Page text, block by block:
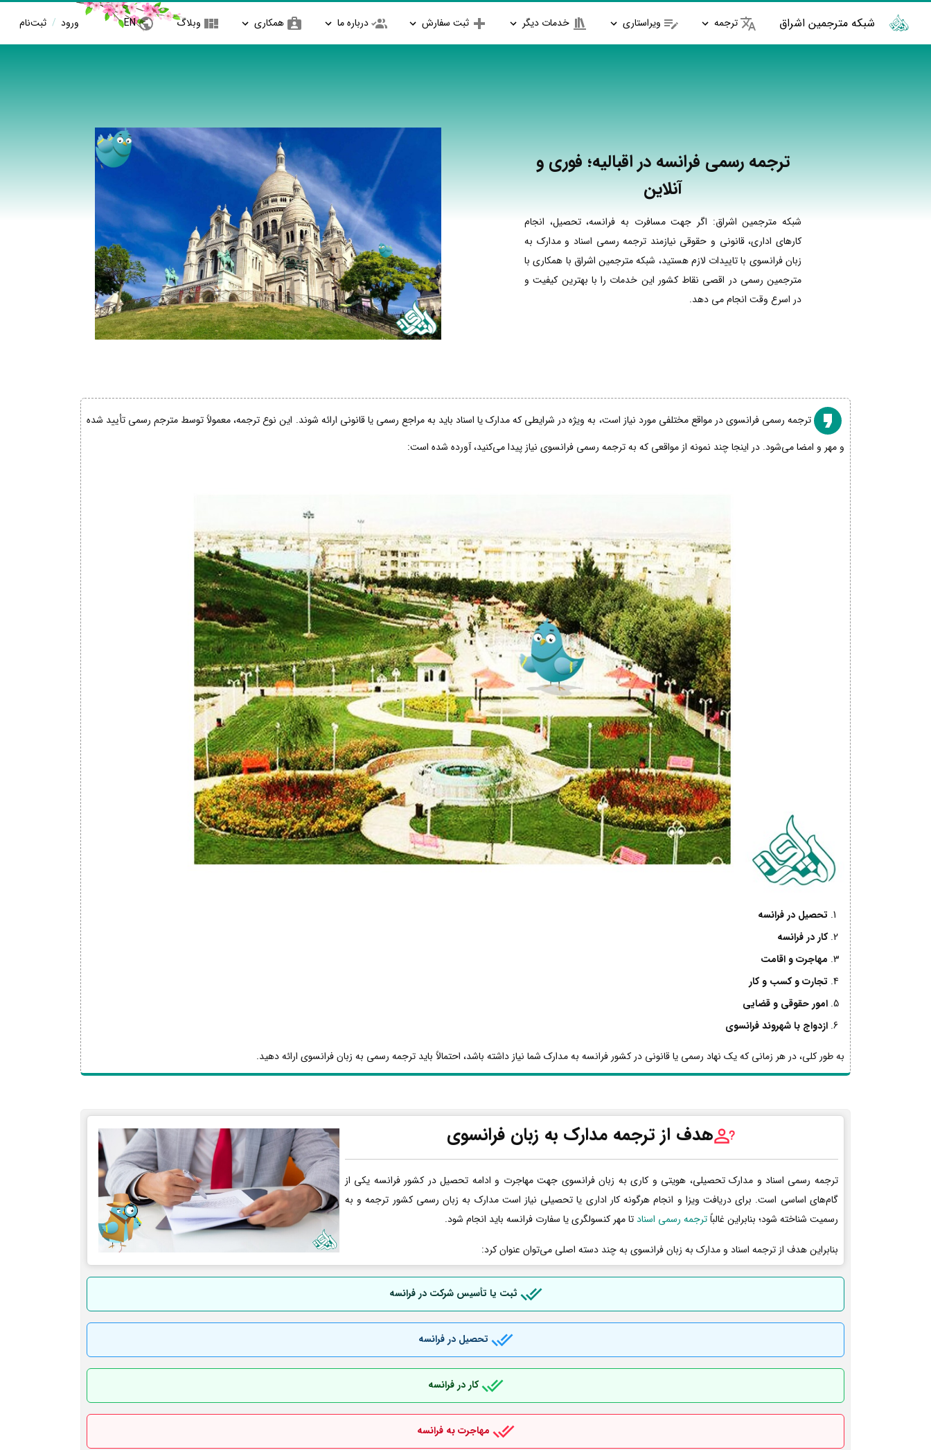
شبکه مترجمین اشراق ترجمه ویراستاری خدمات دیگر ثبت سفارش درباره ما همکاری وبلاگ EN ورود / ثبت‌نام
ترجمه رسمی فرانسه در اقبالیه؛ فوری و
آنلاین
شبکه مترجمین اشراق: اگر جهت مسافرت به فرانسه، تحصیل، انجام
کارهای اداری، قانونی و حقوقی نیازمند ترجمه رسمی اسناد و مدارک به
زبان فرانسوی با تاییدات لازم هستید، شبکه مترجمین اشراق با همکاری با
مترجمین رسمی در اقصی نقاط کشور این خدمات را با بهترین کیفیت و
در اسرع وقت انجام می دهد.
ترجمه رسمی فرانسوی در مواقع مختلفی مورد نیاز است، به ویژه در شرایطی که مدارک یا اسناد باید به مراجع رسمی یا قانونی ارائه شوند. این نوع ترجمه، معمولاً توسط مترجم رسمی تأیید شده
و مهر و امضا می‌شود. در اینجا چند نمونه از مواقعی که به ترجمه رسمی فرانسوی نیاز پیدا می‌کنید، آورده شده است:
تحصیل در فرانسه
کار در فرانسه
مهاجرت و اقامت
تجارت و کسب و کار
امور حقوقی و قضایی
ازدواج با شهروند فرانسوی
به طور کلی، در هر زمانی که یک نهاد رسمی یا قانونی در کشور فرانسه به مدارک شما نیاز داشته باشد، احتمالاً باید ترجمه رسمی به زبان فرانسوی ارائه دهید.
هدف از ترجمه مدارک به زبان فرانسوی
ترجمه رسمی اسناد و مدارک تحصیلی، هویتی و کاری به زبان فرانسوی جهت مهاجرت و ادامه تحصیل در کشور فرانسه یکی از
گام‌های اساسی است. برای دریافت ویزا و انجام هرگونه کار اداری یا تحصیلی نیاز است مدارک به زبان رسمی کشور ترجمه و به
رسمیت شناخته شود؛ بنابراین غالباًترجمه رسمی اسنادتا مهر کنسولگری یا سفارت فرانسه باید انجام شود.
بنابراین هدف از ترجمه اسناد و مدارک به زبان فرانسوی به چند دسته اصلی می‌توان عنوان کرد:
ثبت یا تأسیس شرکت در فرانسه
تحصیل در فرانسه
کار در فرانسه
مهاجرت به فرانسه